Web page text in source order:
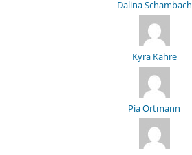
Dalina Schambach
Kyra Kahre
Pia Ortmann